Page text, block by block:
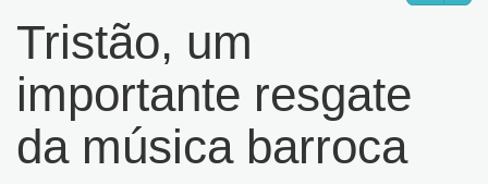
Tristão, um
importante resgate
da música barroca